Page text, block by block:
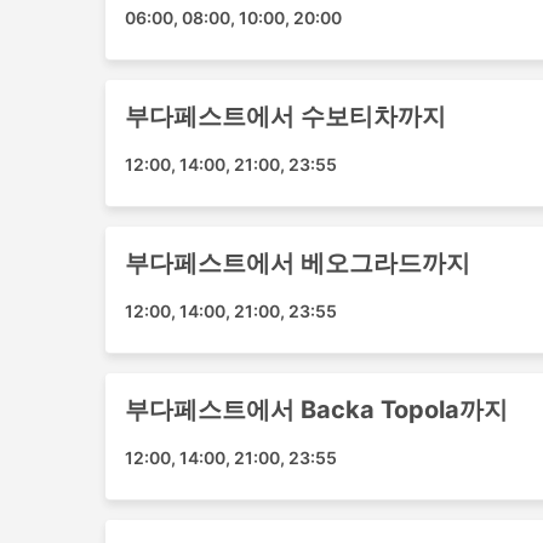
수보티차 - 부다페스트
노비사드 - 부다페스트
부다페스트 - 노비사드
Gea Tours Beograd 티켓 가격 및
버스 여행의 가장 좋은 점 중 하나는 프라이버
다는 것입니다. 가장 저렴한 여행은 일반적으로
스라고 할 수 있습니다. 이것은 짧은 여행에 좋
담요, 음료 및 간식이 제공되거나에서 화장실
항상 주행 거리와 버스 유형에 따라 다릅니다.
버스 여행 장단점
06:00, 08:00, 10:00, 20:00
부다페스트에서 수보티차까지
12:00, 14:00, 21:00, 23:55
부다페스트에서 베오그라드까지
12:00, 14:00, 21:00, 23:55
부다페스트에서 Backa Topola까지
12:00, 14:00, 21:00, 23:55